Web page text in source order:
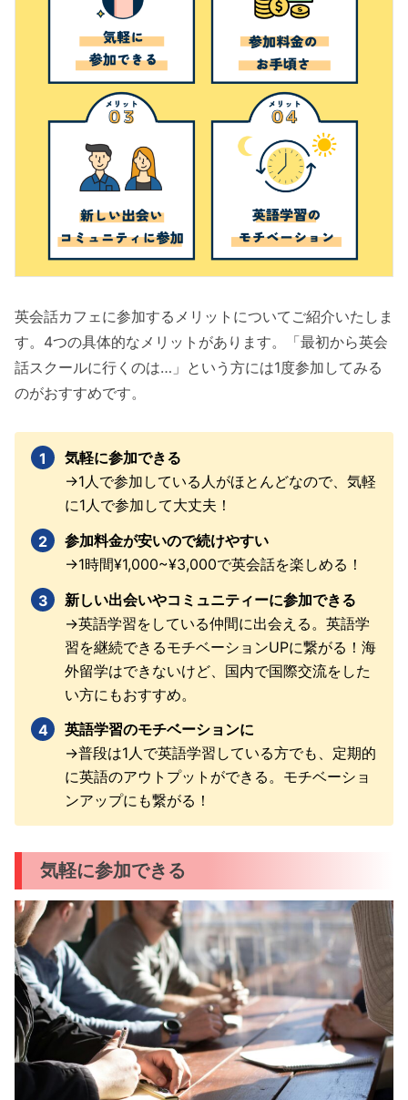
英会話カフェに参加するメリットについてご紹介いたしま
す。4つの具体的なメリットがあります。「最初から英会
話スクールに行くのは…」という方には1度参加してみる
のがおすすめです。
気軽に参加できる
→1人で参加している人がほとんどなので、気軽
に1人で参加して大丈夫！
参加料金が安いので続けやすい
→1時間¥1,000~¥3,000で英会話を楽しめる！
新しい出会いやコミュニティーに参加できる
→英語学習をしている仲間に出会える。英語学
習を継続できるモチベーションUPに繋がる！海
外留学はできないけど、国内で国際交流をした
い方にもおすすめ。
英語学習のモチベーションに
→普段は1人で英語学習している方でも、定期的
に英語のアウトプットができる。モチベーショ
ンアップにも繋がる！
気軽に参加できる